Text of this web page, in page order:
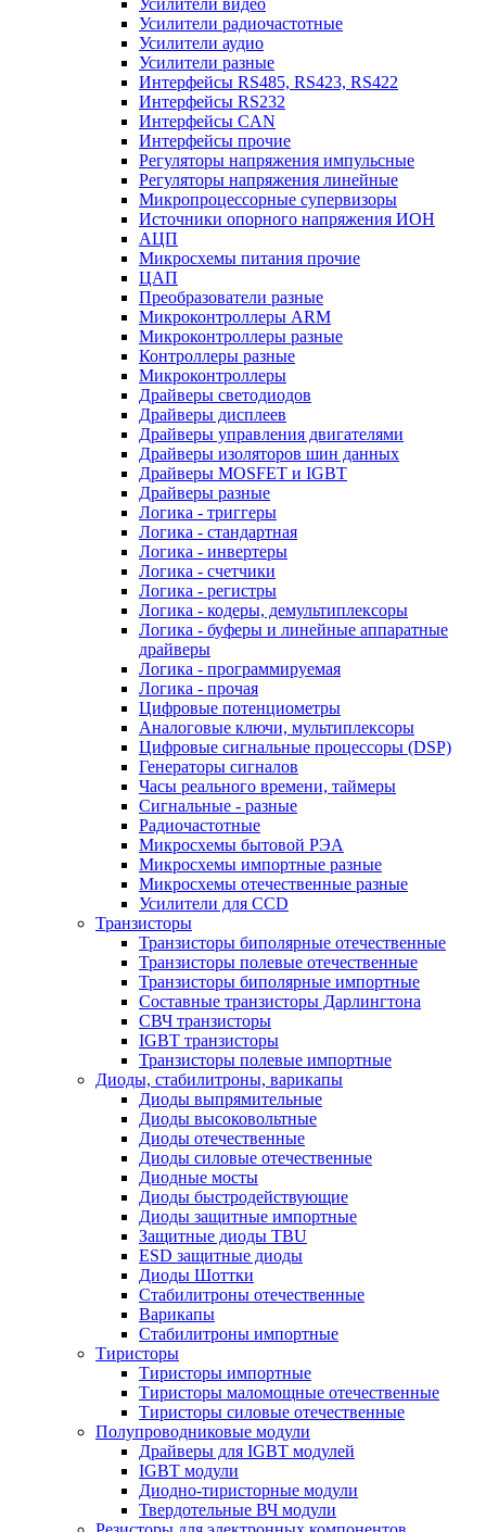
Усилители радиочастотные
Усилители аудио
Усилители разные
Интерфейсы RS485, RS423, RS422
Интерфейсы RS232
Интерфейсы CAN
Интерфейсы прочие
Регуляторы напряжения импульсные
Регуляторы напряжения линейные
Микропроцессорные супервизоры
Источники опорного напряжения ИОН
АЦП
Микросхемы питания прочие
ЦАП
Преобразователи разные
Микроконтроллеры ARM
Микроконтроллеры разные
Контроллеры разные
Микроконтроллеры
Драйверы светодиодов
Драйверы дисплеев
Драйверы управления двигателями
Драйверы изоляторов шин данных
Драйверы MOSFET и IGBT
Драйверы разные
Логика - триггеры
Логика - стандартная
Логика - инвертеры
Логика - счетчики
Логика - регистры
Логика - кодеры, демультиплексоры
Логика - буферы и линейные аппаратные
драйверы
Логика - программируемая
Логика - прочая
Цифровые потенциометры
Аналоговые ключи, мультиплексоры
Цифровые сигнальные процессоры (DSP)
Генераторы сигналов
Часы реального времени, таймеры
Сигнальные - разные
Радиочастотные
Микросхемы бытовой РЭА
Микросхемы импортные разные
Микросхемы отечественные разные
Усилители для CCD
Транзисторы
Транзисторы биполярные отечественные
Транзисторы полевые отечественные
Транзисторы биполярные импортные
Составные транзисторы Дарлингтона
СВЧ транзисторы
IGBT транзисторы
Транзисторы полевые импортные
Диоды, стабилитроны, варикапы
Диоды выпрямительные
Диоды высоковольтные
Диоды отечественные
Диоды силовые отечественные
Диодные мосты
Диоды быстродействующие
Диоды защитные импортные
Защитные диоды TBU
ESD защитные диоды
Диоды Шоттки
Стабилитроны отечественные
Варикапы
Стабилитроны импортные
Тиристоры
Тиристоры импортные
Тиристоры маломощные отечественные
Тиристоры силовые отечественные
Полупроводниковые модули
Драйверы для IGBT модулей
IGBT модули
Диодно-тиристорные модули
Твердотельные ВЧ модули